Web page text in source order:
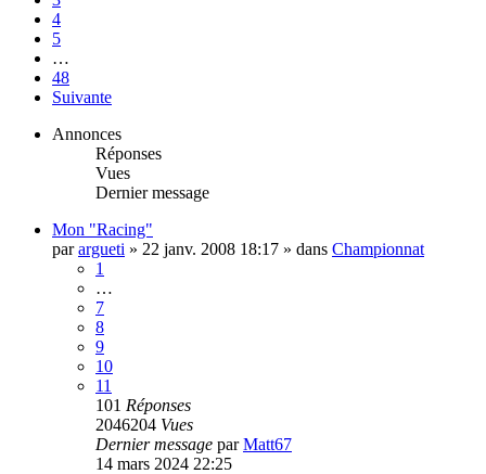
4
5
…
48
Suivante
Annonces
Réponses
Vues
Dernier message
Mon "Racing"
parargueti » 22 janv. 2008 18:17 » dans Championnat
1
…
7
8
9
10
11
101 Réponses
2046204 Vues
Dernier message parMatt67
14 mars 2024 22:25